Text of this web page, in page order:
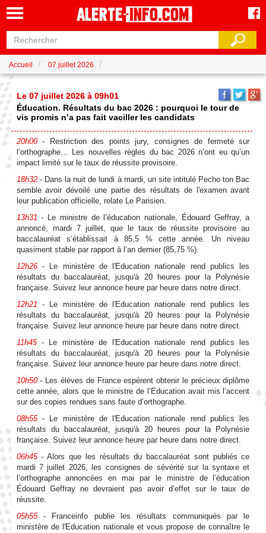
Accueil 07 juillet 2026
Le 07 juillet 2026 à 09h01
Éducation. Résultats du bac 2026 : pourquoi le tour de
vis promis n’a pas fait vaciller les candidats
20h00- Restriction des points jury, consignes de fermeté sur
l’orthographe… Les nouvelles règles du bac 2026 n’ont eu qu’un
impact limité sur le taux de réussite provisoire.
18h32- Dans la nuit de lundi à mardi, un site intitulé Pecho ton Bac
semble avoir dévoilé une partie des résultats de l'examen avant
leur publication officielle, relate Le Parisien.
13h31 - Le ministre de l’éducation nationale, Édouard Geffray, a
annoncé, mardi 7 juillet, que le taux de réussite provisoire au
baccalauréat s’établissait à 85,5 % cette année. Un niveau
quasiment stable par rapport à l’an dernier (85,75 %).
12h26- Le ministère de l'Education nationale rend publics les
résultats du baccalauréat, jusqu'à 20 heures pour la Polynésie
française. Suivez leur annonce heure par heure dans notre direct.
12h21 - Le ministère de l'Education nationale rend publics les
résultats du baccalauréat, jusqu'à 20 heures pour la Polynésie
française. Suivez leur annonce heure par heure dans notre direct.
11h45- Le ministère de l'Education nationale rend publics les
résultats du baccalauréat, jusqu'à 20 heures pour la Polynésie
française. Suivez leur annonce heure par heure dans notre direct.
10h50- Les élèves de France espèrent obtenir le précieux diplôme
cette année, alors que le ministre de l’Education avait mis l’accent
sur des copies rendues sans faute d’orthographe.
08h55- Le ministère de l'Education nationale rend publics les
résultats du baccalauréat, jusqu'à 20 heures pour la Polynésie
française. Suivez leur annonce heure par heure dans notre direct.
06h45- Alors que les résultats du baccalauréat sont publiés ce
mardi 7 juillet 2026, les consignes de sévérité sur la syntaxe et
l’orthographe annoncées en mai par le ministre de l’éducation
Édouard Geffray ne devraient pas avoir d’effet sur le taux de
réussite.
05h55- Franceinfo publie les résultats communiqués par le
ministère de l'Education nationale et vous propose de connaître le